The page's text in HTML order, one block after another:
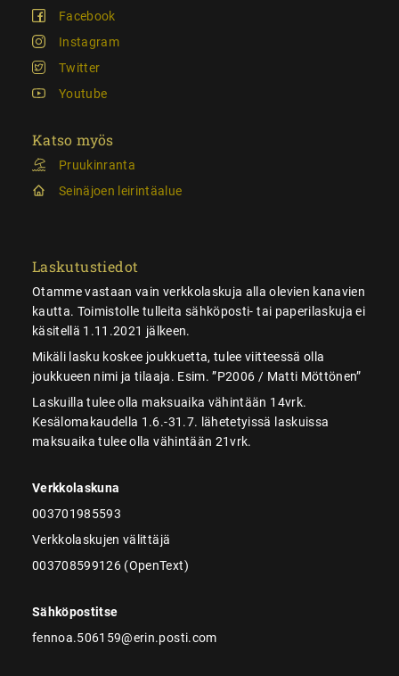
Facebook
Instagram
Twitter
Youtube
Katso myös
Pruukinranta
Seinäjoen leirintäalue
Laskutustiedot
Otamme vastaan vain verkkolaskuja alla olevien kanavien
kautta. Toimistolle tulleita sähköposti- tai paperilaskuja ei
käsitellä 1.11.2021 jälkeen.
Mikäli lasku koskee joukkuetta, tulee viitteessä olla
joukkueen nimi ja tilaaja. Esim. ”P2006 / Matti Möttönen”
Laskuilla tulee olla maksuaika vähintään 14vrk.
Kesälomakaudella 1.6.-31.7. lähetetyissä laskuissa
maksuaika tulee olla vähintään 21vrk.
Verkkolaskuna
003701985593
Verkkolaskujen välittäjä
003708599126 (OpenText)
Sähköpostitse
fennoa.506159@erin.posti.com